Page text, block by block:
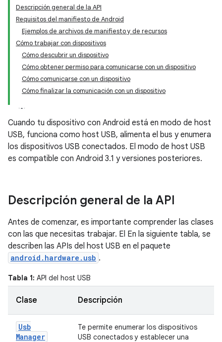
Descripción general de la API
Requisitos del manifiesto de Android
Ejemplos de archivos de manifiesto y de recursos
Cómo trabajar con dispositivos
Cómo descubrir un dispositivo
Cómo obtener permiso para comunicarse con un dispositivo
Cómo comunicarse con un dispositivo
Cómo finalizar la comunicación con un dispositivo
Cuando tu dispositivo con Android está en modo de host
USB, funciona como host USB, alimenta el bus y enumera
los dispositivos USB conectados. El modo de host USB
es compatible con Android 3.1 y versiones posteriores.
Descripción general de la API
Antes de comenzar, es importante comprender las clases
con las que necesitas trabajar. El En la siguiente tabla, se
describen las APIs del host USB en el paquete
android.hardware.usb .
Tabla 1: API del host USB
Clase Descripción
Usb
Manager
Te permite enumerar los dispositivos
USB conectados y establecer una